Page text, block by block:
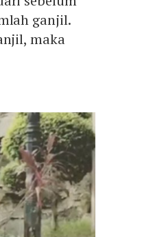
ganjil.
maka